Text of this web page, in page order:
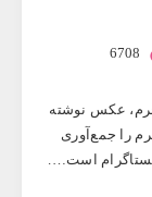
عکس ‌نوشته
را جمع‌آوری
است….